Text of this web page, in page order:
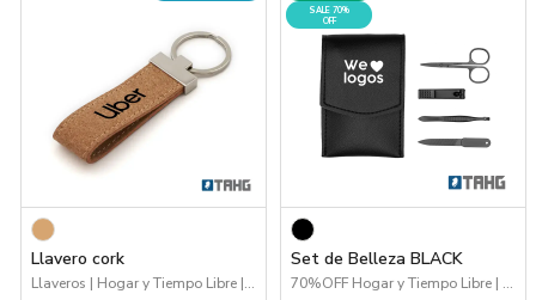
Llavero cork
Llaveros | Hogar y Tiempo Libre | Próximos Arribos
SALE 70%
OFF
Set de Belleza BLACK
70%OFF Hogar y Tiempo Libre | Hogar y Tiempo Libre